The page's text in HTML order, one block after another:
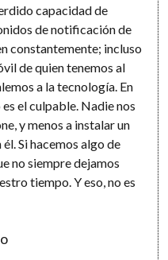
capacidad de
de notificación de
constantemente; incluso
de quien tenemos al
a la tecnología. En
el culpable. Nadie nos
y menos a instalar un
Si hacemos algo de
no siempre dejamos
tiempo. Y eso, no es